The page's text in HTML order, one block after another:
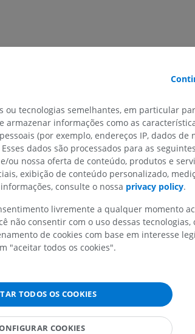
and Hoof
ou tecnologias semelhantes, em particular
informações como as
(por exemplo, endereços IP, dados de
dados são processados para as
nossa oferta de conteúdo, produtos e
exibição de conteúdo personalizado,
consulte o nossa privacy policy.
livremente a qualquer momento
não consentir com o uso dessas tecnologias,
de cookies com base em interesse
"aceitar todos os cookies".
TODOS OS COOKIES
COOKIES